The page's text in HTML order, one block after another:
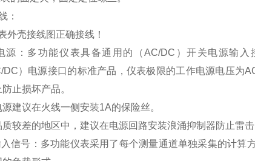
：
外壳接线图正确接线！
源：多功能仪表具备通用的（AC/DC ）开关电源输入
DC）电源接口的标准产品，仪表极限的工作电源电压为
止损坏产品。
建议在火线一侧安装1A的保险丝。
较差的地区中，建议在电源回路安装浪涌抑制器防止雷击
信号：多功能仪表采用了每个测量通道单独采集的计算